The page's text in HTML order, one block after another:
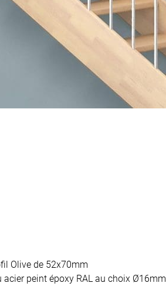
Olive de 52x70mm
acier peint époxy RAL au choix Ø16mm